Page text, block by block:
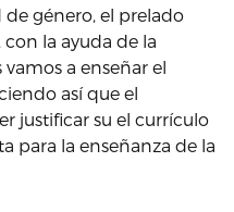
género, el prelado
con la ayuda de la
a enseñar el
así que el
justificar su el currículo
para la enseñanza de la